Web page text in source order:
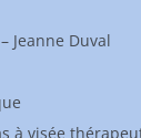
Jeanne Duval
à visée